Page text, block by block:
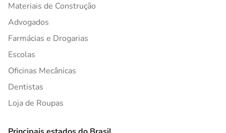
Materiais de Construção
Advogados
Farmácias e Drogarias
Escolas
Oficinas Mecânicas
Dentistas
Loja de Roupas